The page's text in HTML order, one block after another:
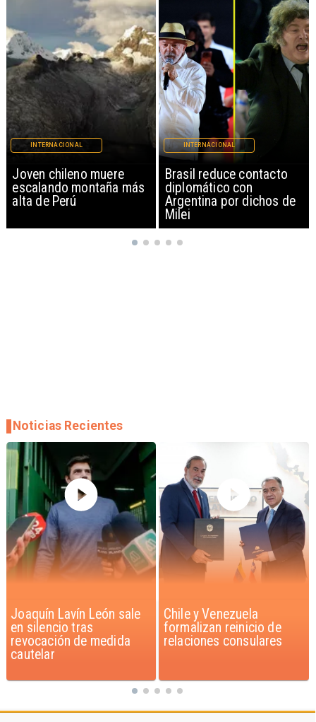
Brasil reduce contacto
diplomático con
Argentina por dichos de
INTERNACIONAL
China restringe
exportación de drones a
EEUU y sanciona
empresas
INTERNACIONAL
Chile y Venezuela
formalizan reinicio de
relaciones consulares
Feriantes rechazan
dichos de Camila Flores
sobre Fabiola Campillai
Noticias Recientes